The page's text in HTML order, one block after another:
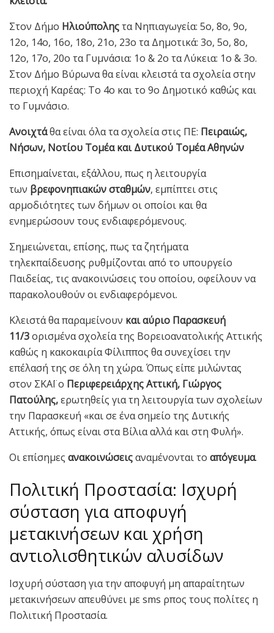
Στον Δήμο Ηλιούποληςτα Νηπιαγωγεία: 5ο, 8ο, 9ο,
12ο, 14ο, 16ο, 18ο, 21ο, 23ο τα Δημοτικά: 3ο, 5ο, 8ο,
12ο, 17ο, 20ο τα Γυμνάσια: 1ο & 2ο τα Λύκεια: 1ο & 3ο.
Στον Δήμο Βύρωνα θα είναι κλειστά τα σχολεία στην
περιοχή Καρέας: Το 4ο και το 9ο Δημοτικό καθώς και
το Γυμνάσιο.
Ανοιχτάθα είναι όλα τα σχολεία στις ΠΕ: Πειραιώς,
Νήσων, Νοτίου Τομέα και Δυτικού Τομέα Αθηνών
Επισημαίνεται, εξάλλου, πως η λειτουργία
των βρεφονηπιακών σταθμών, εμπίπτει στις
αρμοδιότητες των δήμων οι οποίοι και θα
ενημερώσουν τους ενδιαφερόμενους.
Σημειώνεται, επίσης, πως τα ζητήματα
τηλεκπαίδευσης ρυθμίζονται από το υπουργείο
Παιδείας, τις ανακοινώσεις του οποίου, οφείλουν να
παρακολουθούν οι ενδιαφερόμενοι.
Κλειστά θα παραμείνουν και αύριο Παρασκευή
11/3ορισμένα σχολεία της Βορειοανατολικής Αττικής
καθώς η κακοκαιρία Φίλιππος θα συνεχίσει την
επέλασή της σε όλη τη χώρα. Όπως είπε μιλώντας
στον ΣΚΑΪ ο Περιφερειάρχης Αττική, Γιώργος
Πατούλης,ερωτηθείς για τη λειτουργία των σχολείων
την Παρασκευή «και σε ένα σημείο της Δυτικής
Αττικής, όπως είναι στα Βίλια αλλά και στη Φυλή».
Οι επίσημες ανακοινώσειςαναμένονται το απόγευμα.
Πολιτική Προστασία: Ισχυρή
σύσταση για αποφυγή
μετακινήσεων και χρήση
αντιολισθητικών αλυσίδων
Ισχυρή σύσταση για την αποφυγή μη απαραίτητων
μετακινήσεων απευθύνει με sms ρπος τους πολίτες η
Πολιτική Προστασία.